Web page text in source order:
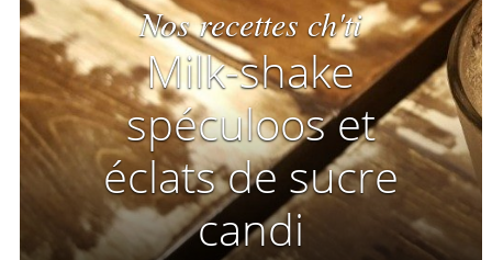
Nos recettes ch'ti
Milk-shake
spéculoos et
éclats de sucre
candi